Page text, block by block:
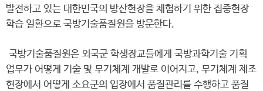
발전하고 있는 대한민국의 방산현장을 체험하기 위한 집중현장
학습 일환으로 국방기술품질원을 방문한다.
국방기술품질원은 외국군 학생장교들에게 국방과학기술 기획
업무가 어떻게 기술 및 무기체계 개발로 이어지고, 무기체계 제조
현장에서 어떻게 소요군의 입장에서 품질관리를 수행하고 품질